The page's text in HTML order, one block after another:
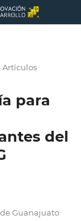
Artículos
para
del
Guanajuato